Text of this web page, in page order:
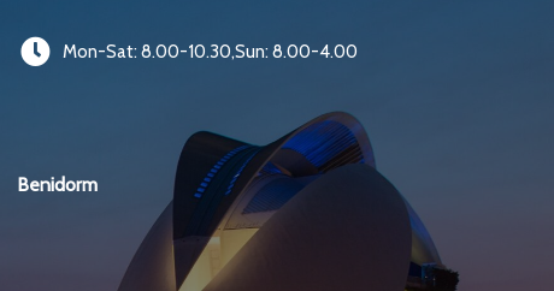
Mon-Sat: 8.00-10.30,Sun: 8.00-4.00
Benidorm